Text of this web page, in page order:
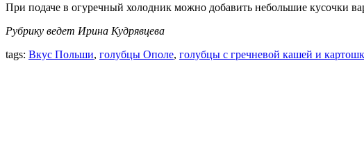
При подаче в огуречный холодник можно добавить небольшие кусочки
Рубрику ведет Ирина Кудрявцева
tags: Вкус Польши, голубцы Ополе, голубцы с гречневой кашей и